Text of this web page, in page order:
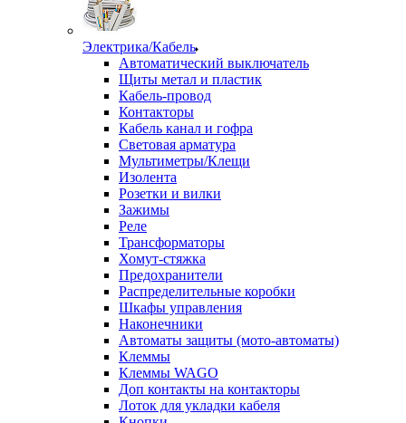
Электрика/Кабель
Автоматический выключатель
Щиты метал и пластик
Кабель-провод
Контакторы
Кабель канал и гофра
Световая арматура
Мультиметры/Клещи
Изолента
Розетки и вилки
Зажимы
Реле
Трансформаторы
Хомут-стяжка
Предохранители
Распределительные коробки
Шкафы управления
Наконечники
Автоматы защиты (мото-автоматы)
Клеммы
Клеммы WAGO
Доп контакты на контакторы
Лоток для укладки кабеля